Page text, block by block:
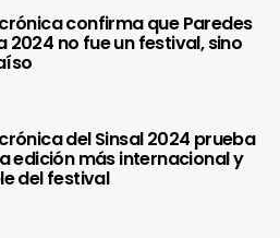
confirma que Paredes
2024 no fue un festival, sino
del Sinsal 2024 prueba
edición más internacional y
del festival